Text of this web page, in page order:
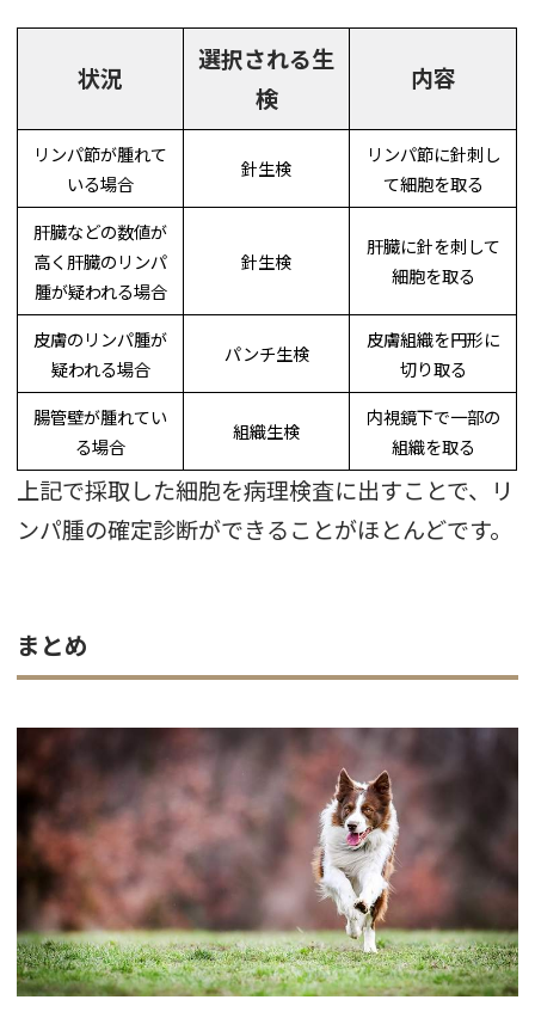
状況
選択される生
検
内容
リンパ節が腫れて
いる場合
針生検
リンパ節に針刺し
て細胞を取る
肝臓などの数値が
高く肝臓のリンパ
腫が疑われる場合
針生検
肝臓に針を刺して
細胞を取る
皮膚のリンパ腫が
疑われる場合
パンチ生検
皮膚組織を円形に
切り取る
腸管壁が腫れてい
る場合
組織生検
内視鏡下で一部の
組織を取る
上記で採取した細胞を病理検査に出すことで、リ
ンパ腫の確定診断ができることがほとんどです。
まとめ